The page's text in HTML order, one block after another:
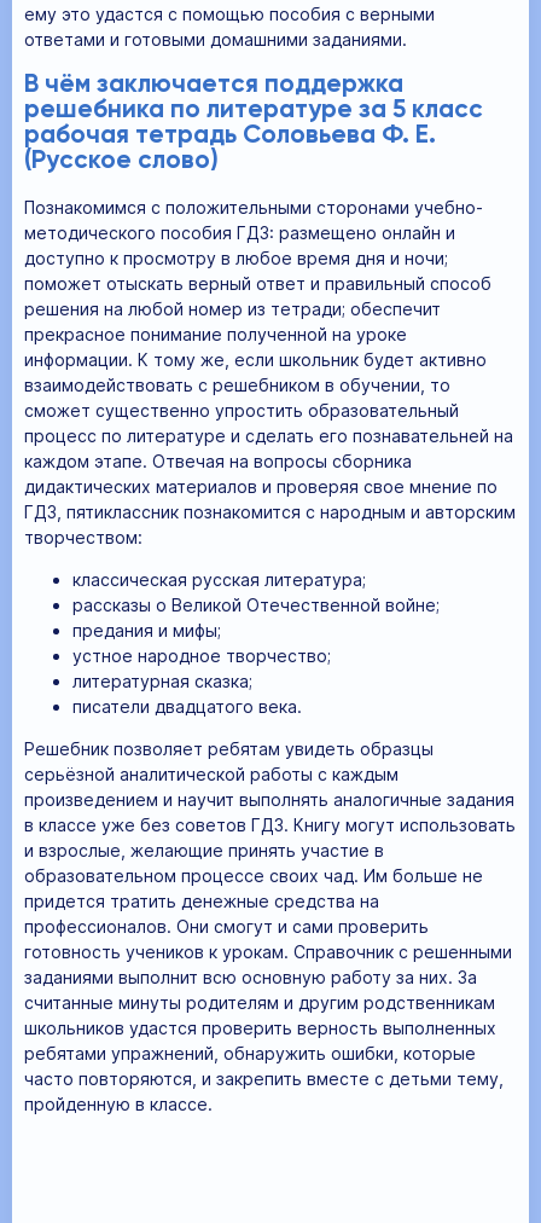
ему это удастся с помощью пособия с верными
ответами и готовыми домашними заданиями.
В чём заключается поддержка
решебника по литературе за 5 класс
рабочая тетрадь Соловьева Ф. Е.
(Русское слово)
Познакомимся с положительными сторонами учебно-
методического пособия ГДЗ: размещено онлайн и
доступно к просмотру в любое время дня и ночи;
поможет отыскать верный ответ и правильный способ
решения на любой номер из тетради; обеспечит
прекрасное понимание полученной на уроке
информации. К тому же, если школьник будет активно
взаимодействовать с решебником в обучении, то
сможет существенно упростить образовательный
процесс по литературе и сделать его познавательней на
каждом этапе. Отвечая на вопросы сборника
дидактических материалов и проверяя свое мнение по
ГДЗ, пятиклассник познакомится с народным и авторским
творчеством:
классическая русская литература;
рассказы о Великой Отечественной войне;
предания и мифы;
устное народное творчество;
литературная сказка;
писатели двадцатого века.
Решебник позволяет ребятам увидеть образцы
серьёзной аналитической работы с каждым
произведением и научит выполнять аналогичные задания
в классе уже без советов ГДЗ. Книгу могут использовать
и взрослые, желающие принять участие в
образовательном процессе своих чад. Им больше не
придется тратить денежные средства на
профессионалов. Они смогут и сами проверить
готовность учеников к урокам. Справочник с решенными
заданиями выполнит всю основную работу за них. За
считанные минуты родителям и другим родственникам
школьников удастся проверить верность выполненных
ребятами упражнений, обнаружить ошибки, которые
часто повторяются, и закрепить вместе с детьми тему,
пройденную в классе.